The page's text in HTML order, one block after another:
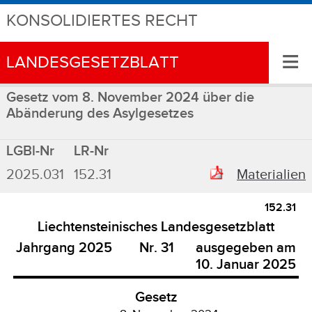
KONSOLIDIERTES RECHT
LANDESGESETZBLATT ≡
Gesetz vom 8. November 2024 über die
Abänderung des Asylgesetzes
LGBl-Nr
LR-Nr
2025.031
152.31 Materialien